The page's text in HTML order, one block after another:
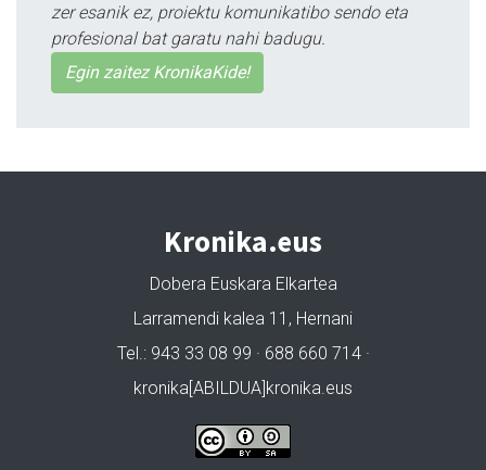
zer esanik ez, proiektu komunikatibo sendo eta
profesional bat garatu nahi badugu.
Egin zaitez KronikaKide!
Kronika.eus
Dobera Euskara Elkartea
Larramendi kalea 11, Hernani
Tel.: 943 33 08 99 · 688 660 714 ·
kronika[ABILDUA]kronika.eus